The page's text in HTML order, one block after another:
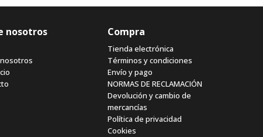
nosotros Compra
Tienda electrónica
Términos y condiciones
Envío y pago
NORMAS DE RECLAMACIÓN
Devolución y cambio de
mercancías
Política de privacidad
Cookies